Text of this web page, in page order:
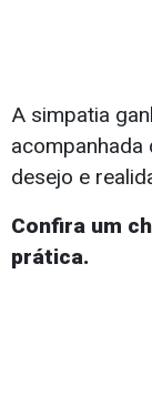
A simpatia
acompanhada
desejo e
Confira um
prática.